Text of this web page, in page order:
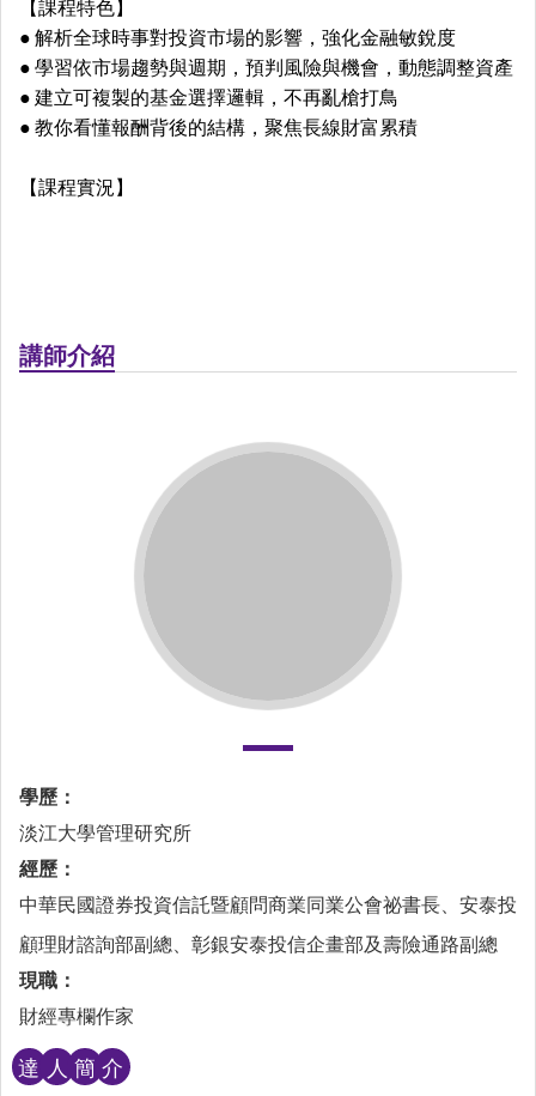
【課程特色】
● 解析全球時事對投資市場的影響，強化金融敏銳度
● 學習依市場趨勢與週期，預判風險與機會，動態調整資產
● 建立可複製的基金選擇邏輯，不再亂槍打鳥
● 教你看懂報酬背後的結構，聚焦長線財富累積
【課程實況】
講師介紹
學歷：
淡江大學管理研究所
經歷：
中華民國證券投資信託暨顧問商業同業公會祕書長、安泰投
顧理財諮詢部副總、彰銀安泰投信企畫部及壽險通路副總
現職：
財經專欄作家
達 人 簡 介